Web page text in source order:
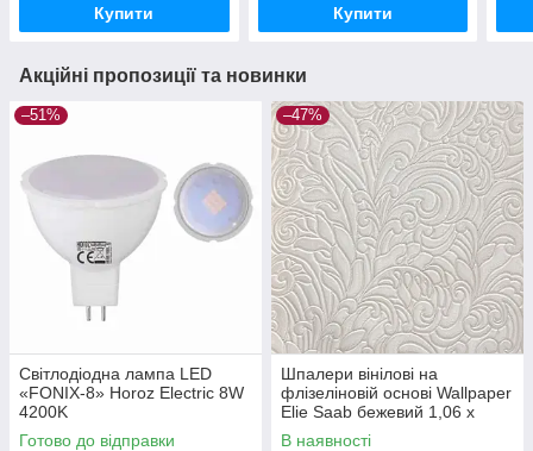
Купити Купити
Акційні пропозиції та новинки
–51%
Світлодіодна лампа LED
«FONIX-8» Horoz Electric 8W
4200K
Готово до відправки
–47%
Шпалери вінілові на
флізеліновій основі Wallpaper
Elie Saab бежевий 1,06 х
10,05м (Z64802)
В наявності